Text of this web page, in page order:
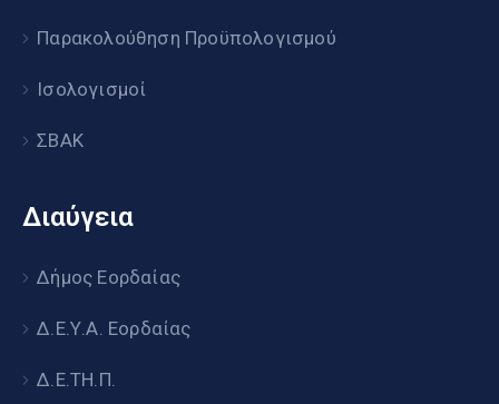
Παρακολούθηση Προϋπολογισμού
Ισολογισμοί
ΣΒΑΚ
Διαύγεια
Δήμος Εορδαίας
Δ.Ε.Υ.Α. Εορδαίας
Δ.Ε.ΤΗ.Π.